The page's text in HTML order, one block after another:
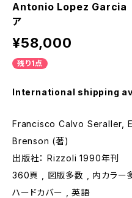
Antonio Lopez Garcia
ア
¥58,000
残り1点
International shipping
Francisco Calvo Seraller,
Brenson (著)
出版社： Rizzoli 1990年刊
360頁 , 図版多数 , 内カラー
ハードカバー , 英語